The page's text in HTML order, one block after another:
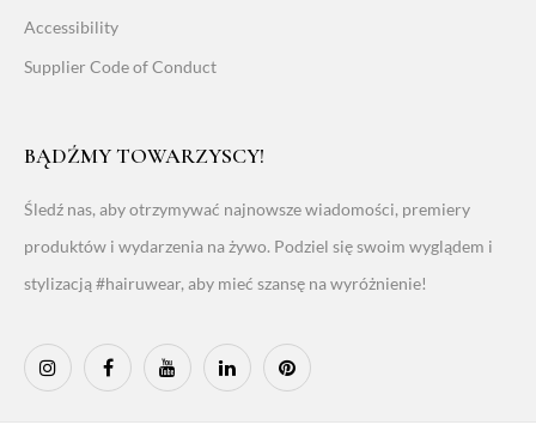
Accessibility
Supplier Code of Conduct
BĄDŹMY TOWARZYSCY!
Śledź nas, aby otrzymywać najnowsze wiadomości, premiery
produktów i wydarzenia na żywo. Podziel się swoim wyglądem i
stylizacją #hairuwear, aby mieć szansę na wyróżnienie!